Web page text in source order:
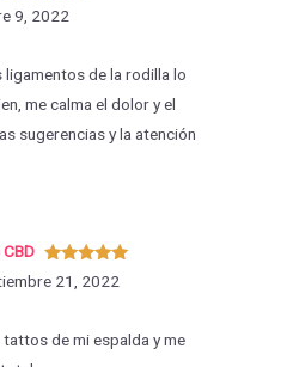
Valorado
con5de 5
9, 2022
ligamentos de la rodilla lo
me calma el dolor y el
sugerencias y la atención
Valorado
con 5de 5
21, 2022
de mi espalda y me